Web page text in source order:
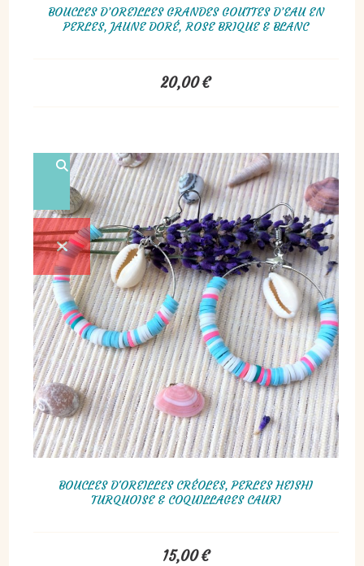
BOUCLES D’OREILLES GRANDES GOUTTES D’EAU EN
PERLES, JAUNE DORÉ, ROSE BRIQUE & BLANC
20,00€
BOUCLES D'OREILLES CRÉOLES, PERLES HEISHI
TURQUOISE & COQUILLAGES CAURI
15,00€